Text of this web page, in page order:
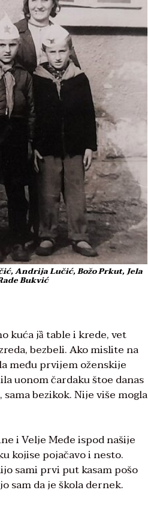
Andrija Lučić, Božo Prkut, Jela
Bukvić
kuća jȁ table i krede, vet
bezbeli. Ako mislite na
među prvijem oženskije
uonom čardaku štoe danas
bezikok. Nije više mogla
i Velje Međe ispod našije
kojise pojačavo i nesto.
sami prvi put kasam pošo
sam da je škola dernek.